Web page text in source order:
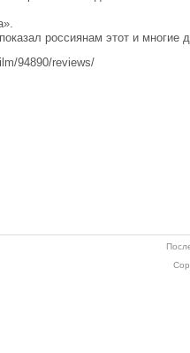
россиянам этот и многие
94890/reviews/